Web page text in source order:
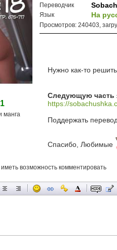
манга
Переводчик
Язык На
Просмотров: 240403,
Нужно как-то
Следующую часть
https://
Поддержать
Спасибо, Любимые
возможность комментировать